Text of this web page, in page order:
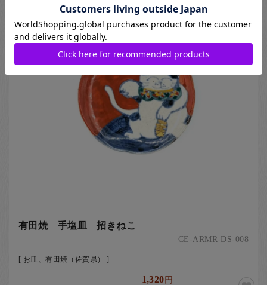
有田焼 手塩皿 招きねこ
CE-ARMR-DS-008
[ お皿、有田焼（佐賀県） ]
1,320円